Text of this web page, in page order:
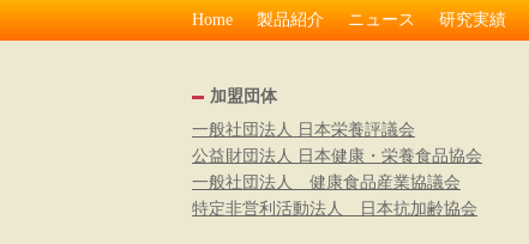
Home 製品紹介 ニュース 研究実績
加盟団体
一般社団法人 日本栄養評議会
公益財団法人 日本健康・栄養食品協会
一般社団法人 健康食品産業協議会
特定非営利活動法人 日本抗加齢協会